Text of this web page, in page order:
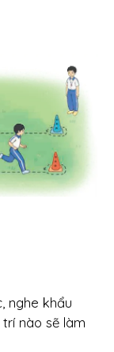
nghe khẩu
nào sẽ làm